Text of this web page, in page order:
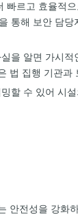
빠르고 효율적
통해 보안 담
을 알면 가시적
법 집행 기관과
할 수 있어 시
안전성을 강화